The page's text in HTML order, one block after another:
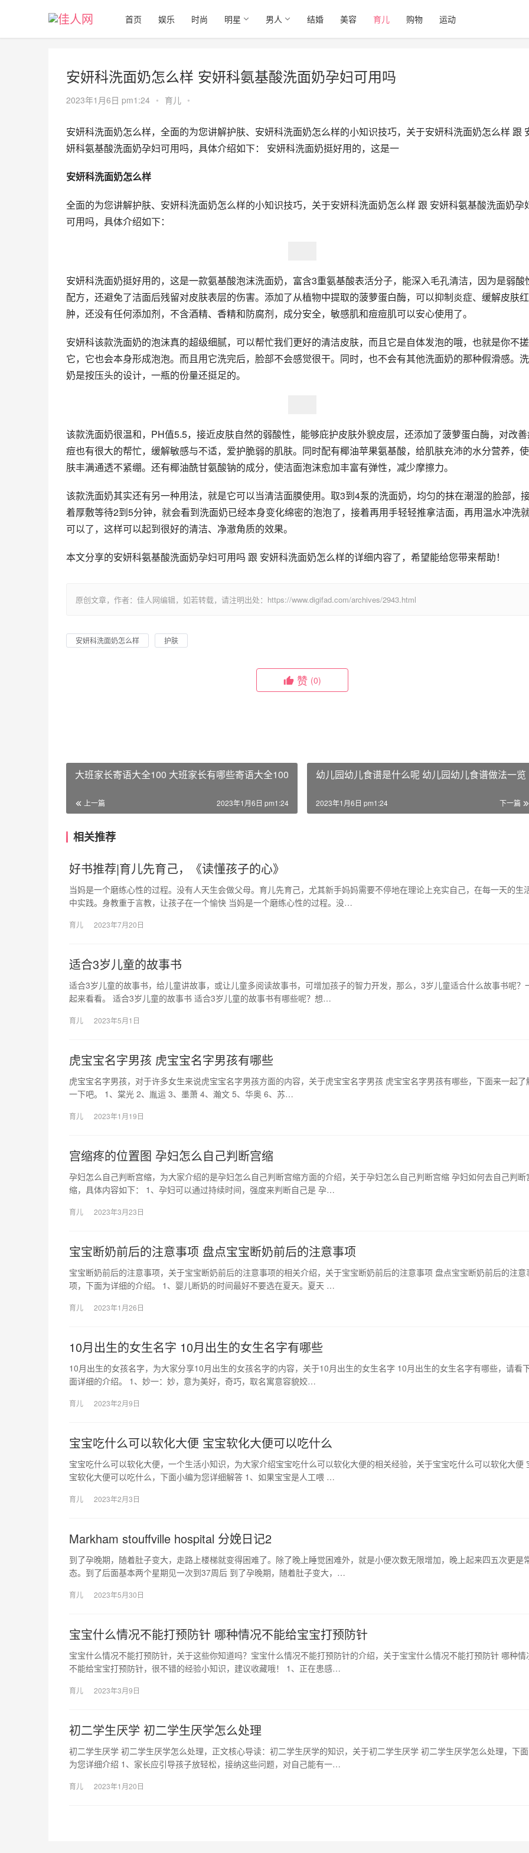
首页 娱乐 时尚 明星 男人 结婚 美容 育儿 购物 运动
安妍科洗面奶怎么样 安妍科氨基酸洗面奶孕妇可用吗
2023年1月6日 pm1:24 • 育儿 •
安妍科洗面奶怎么样，全面的为您讲解护肤、安妍科洗面奶怎么样的小知识技巧，关于安妍科洗面奶怎么样 跟
妍科氨基酸洗面奶孕妇可用吗，具体介绍如下： 安妍科洗面奶挺好用的，这是一
安妍科洗面奶怎么样
全面的为您讲解护肤、安妍科洗面奶怎么样的小知识技巧，关于安妍科洗面奶怎么样 跟 安妍科氨基酸洗面奶孕
可用吗，具体介绍如下：
安妍科洗面奶挺好用的，这是一款氨基酸泡沫洗面奶，富含3重氨基酸表活分子，能深入毛孔清洁，因为是弱酸
配方，还避免了洁面后残留对皮肤表层的伤害。添加了从植物中提取的菠萝蛋白酶，可以抑制炎症、缓解皮肤红
肿，还没有任何添加剂，不含酒精、香精和防腐剂，成分安全，敏感肌和痘痘肌可以安心使用了。
安妍科该款洗面奶的泡沫真的超级细腻，可以帮忙我们更好的清洁皮肤，而且它是自体发泡的哦，也就是你不搓
它，它也会本身形成泡泡。而且用它洗完后，脸部不会感觉很干。同时，也不会有其他洗面奶的那种假滑感。
奶是按压头的设计，一瓶的份量还挺足的。
该款洗面奶很温和，PH值5.5，接近皮肤自然的弱酸性，能够庇护皮肤外貌皮层，还添加了菠萝蛋白酶，对改
痘也有很大的帮忙，缓解敏感与不适，爱护脆弱的肌肤。同时配有椰油苹果氨基酸，给肌肤充沛的水分营养，
肤丰满通透不紧绷。还有椰油酰甘氨酸钠的成分，使洁面泡沫愈加丰富有弹性，减少摩擦力。
该款洗面奶其实还有另一种用法，就是它可以当清洁面膜使用。取3到4泵的洗面奶，均匀的抹在潮湿的脸部，
着厚敷等待2到5分钟，就会看到洗面奶已经本身变化绵密的泡泡了，接着再用手轻轻推拿洁面，再用温水冲洗
可以了，这样可以起到很好的清洁、净澈角质的效果。
本文分享的安妍科氨基酸洗面奶孕妇可用吗 跟 安妍科洗面奶怎么样的详细内容了，希望能给您带来帮助！
原创文章，作者：佳人网编辑，如若转载，请注明出处：https://www.digifad.com/archives/2943.html
安妍科洗面奶怎么样 护肤
赞 (0)
大班家长寄语大全100 大班家长有哪些寄语大全100
上一篇 2023年1月6日 pm1:24
幼儿园幼儿食谱是什么呢 幼儿园幼儿食谱做法一览
下一篇
2023年1月6日 pm1:24
相关推荐
好书推荐|育儿先育己，《读懂孩子的心》
当妈是一个磨练心性的过程。没有人天生会做父母。育儿先育己，尤其新手妈妈需要不停地在理论上充实自己，在每一天的生
中实践。身教重于言教，让孩子在一个愉快 当妈是一个磨练心性的过程。没…
育儿 2023年7月20日
适合3岁儿童的故事书
适合3岁儿童的故事书，给儿童讲故事，或让儿童多阅读故事书，可增加孩子的智力开发，那么，3岁儿童适合什么故事书呢？
起来看看。 适合3岁儿童的故事书 适合3岁儿童的故事书有哪些呢？想…
育儿 2023年5月1日
虎宝宝名字男孩 虎宝宝名字男孩有哪些
虎宝宝名字男孩，对于许多女生来说虎宝宝名字男孩方面的内容，关于虎宝宝名字男孩 虎宝宝名字男孩有哪些，下面来一起了
一下吧。 1、棠光 2、胤运 3、墨萧 4、瀚文 5、华奥 6、苏…
育儿 2023年1月19日
宫缩疼的位置图 孕妇怎么自己判断宫缩
孕妇怎么自己判断宫缩，为大家介绍的是孕妇怎么自己判断宫缩方面的介绍，关于孕妇怎么自己判断宫缩 孕妇如何去自己判断
缩，具体内容如下： 1、孕妇可以通过持续时间，强度来判断自己是 孕…
育儿 2023年3月23日
宝宝断奶前后的注意事项 盘点宝宝断奶前后的注意事项
宝宝断奶前后的注意事项，关于宝宝断奶前后的注意事项的相关介绍，关于宝宝断奶前后的注意事项 盘点宝宝断奶前后的注意
项，下面为详细的介绍。 1、婴儿断奶的时间最好不要选在夏天。夏天 …
育儿 2023年1月26日
10月出生的女生名字 10月出生的女生名字有哪些
10月出生的女孩名字，为大家分享10月出生的女孩名字的内容，关于10月出生的女生名字 10月出生的女生名字有哪些，请看
面详细的介绍。 1、妙一：妙，意为美好，奇巧，取名寓意容貌姣…
育儿 2023年2月9日
宝宝吃什么可以软化大便 宝宝软化大便可以吃什么
宝宝吃什么可以软化大便，一个生活小知识，为大家介绍宝宝吃什么可以软化大便的相关经验，关于宝宝吃什么可以软化大便
宝软化大便可以吃什么，下面小编为您详细解答 1、如果宝宝是人工喂 …
育儿 2023年2月3日
Markham stouffville hospital 分娩日记2
到了孕晚期，随着肚子变大，走路上楼梯就变得困难了。除了晚上睡觉困难外，就是小便次数无限增加，晚上起来四五次更是
态。到了后面基本两个星期见一次到37周后 到了孕晚期，随着肚子变大，…
育儿 2023年5月30日
宝宝什么情况不能打预防针 哪种情况不能给宝宝打预防针
宝宝什么情况不能打预防针，关于这些你知道吗？宝宝什么情况不能打预防针的介绍，关于宝宝什么情况不能打预防针 哪种情
不能给宝宝打预防针，很不错的经验小知识，建议收藏哦！ 1、正在患感…
育儿 2023年3月9日
初二学生厌学 初二学生厌学怎么处理
初二学生厌学 初二学生厌学怎么处理，正文核心导读：初二学生厌学的知识，关于初二学生厌学 初二学生厌学怎么处理，下面
为您详细介绍 1、家长应引导孩子放轻松，接纳这些问题，对自己能有一…
育儿 2023年1月20日